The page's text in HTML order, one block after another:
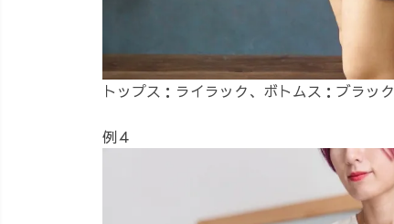
トップス：ライラック、ボトムス：ブラック
例４